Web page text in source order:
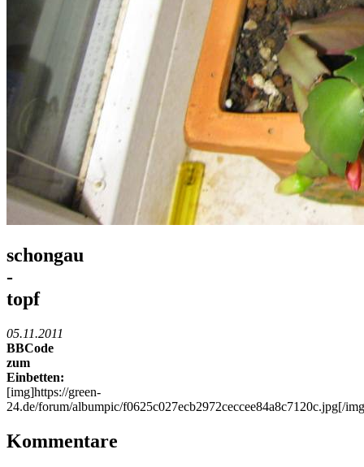
schongau
-
topf
05.11.2011
BBCode
zum
Einbetten:
[img]https://green-
24.de/forum/albumpic/f0625c027ecb2972ceccee84a8c7120c.jpg[/
Kommentare